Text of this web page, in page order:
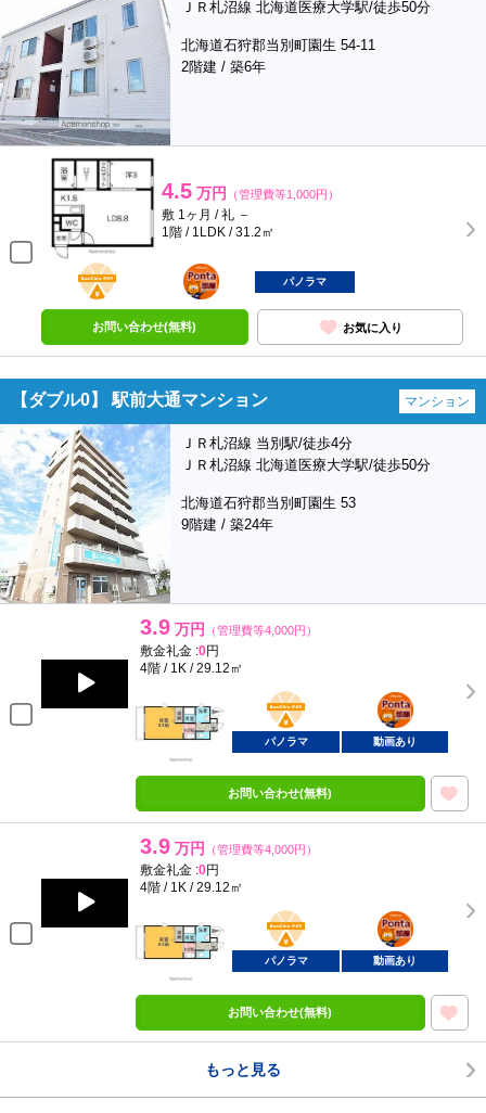
ＪＲ札沼線 北海道医療大学駅/徒歩50分
北海道石狩郡当別町園生 54-11
2階建 / 築6年
4.5 万円 （管理費等1,000円）
敷 1ヶ月 / 礼 －
1階 / 1LDK / 31.2㎡
BunChinPAY
ポンタ
部屋
パノラマ
お問い合わせ(無料) お気に入り
【ダブル0】 駅前大通マンション マンション
ＪＲ札沼線 当別駅/徒歩4分
ＪＲ札沼線 北海道医療大学駅/徒歩50分
北海道石狩郡当別町園生 53
9階建 / 築24年
3.9 万円 （管理費等4,000円）
敷金礼金 :0円
4階 / 1K / 29.12㎡
BunChinPAY
ポンタ
部屋
パノラマ 動画あり
お問い合わせ(無料)
3.9 万円 （管理費等4,000円）
敷金礼金 :0円
4階 / 1K / 29.12㎡
BunChinPAY
ポンタ
部屋
パノラマ 動画あり
お問い合わせ(無料)
もっと見る